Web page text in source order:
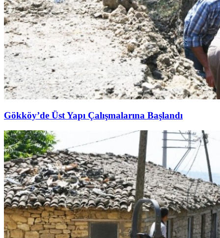
Gökköy’de Üst Yapı Çalışmalarına Başlandı